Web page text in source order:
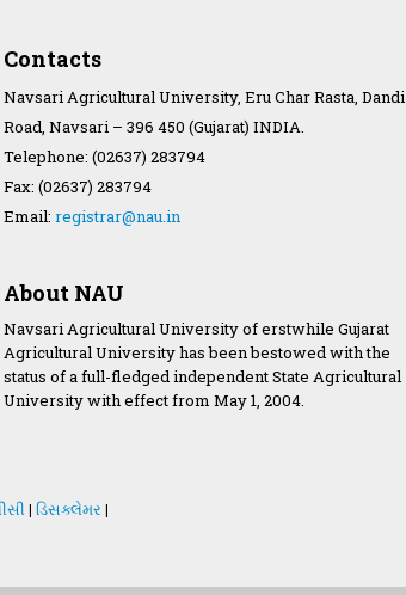
Contacts
Navsari Agricultural University, Eru Char Rasta, Dandi
Road, Navsari – 396 450 (Gujarat) INDIA.
Telephone: (02637) 283794
Fax: (02637) 283794
Email: registrar@nau.in
About NAU
Navsari Agricultural University of erstwhile Gujarat
Agricultural University has been bestowed with the
status of a full-fledged independent State Agricultural
University with effect from May 1, 2004.
| ડિસક્લેમર |